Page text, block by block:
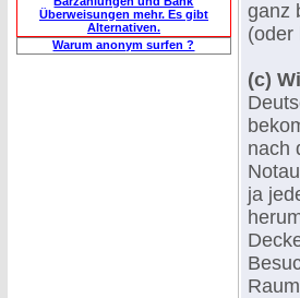
Überweisungen mehr. Es gibt
Alternativen.
Warum anonym surfen ?
ganz
(oder
(c)
nach
ja